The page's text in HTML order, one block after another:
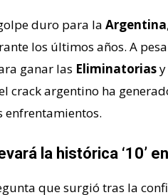
duro para la Argentina
los últimos años. A
ganar las Eliminatorias
crack argentino ha
enfrentamientos.
la histórica ‘10’
que surgió tras la